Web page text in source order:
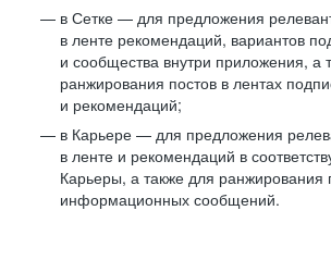
в Сетке — для предложения
в ленте рекомендаций, вариантов
и сообщества внутри приложения, а
ранжирования постов в лентах
и рекомендаций;
в Карьере — для предложения
в ленте и рекомендаций в
Карьеры, а также для ранжирования
информационных сообщений.